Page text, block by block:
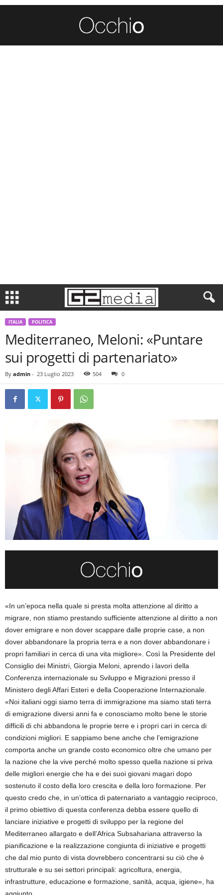
ITALIA POLITICA
Mediterraneo, Meloni: «Puntare
sui progetti di partenariato»
By admin - 23 Luglio 2023 504 0
«In un’epoca nella quale si presta molta attenzione al diritto a
migrare, non stiamo prestando sufficiente attenzione al diritto a non
dover emigrare e non dover scappare dalle proprie case, a non
dover abbandonare la propria terra e a non dover abbandonare i
propri familiari in cerca di una vita migliore». Così la Presidente del
Consiglio dei Ministri, Giorgia Meloni, aprendo i lavori della
Conferenza internazionale su Sviluppo e Migrazioni presso il
Ministero degli Affari Esteri e della Cooperazione Internazionale.
«Noi italiani oggi siamo terra di immigrazione ma siamo stati terra
di emigrazione diversi anni fa e conosciamo molto bene le storie
difficili di chi abbandona le proprie terre e i propri cari in cerca di
condizioni migliori. E sappiamo bene anche che l’emigrazione
comporta anche un grande costo economico oltre che umano per
la nazione che la vive perché molto spesso quella nazione si priva
delle migliori energie che ha e dei suoi giovani magari dopo
sostenuto il costo della loro crescita e della loro formazione. Per
questo credo che, in un’ottica di paternariato a vantaggio reciproco,
il primo obiettivo di questa conferenza debba essere quello di
lanciare iniziative e progetti di sviluppo per la regione del
Mediterraneo allargato e dell’Africa Subsahariana attraverso la
pianificazione e la realizzazione congiunta di iniziative e progetti
che dal mio punto di vista dovrebbero concentrarsi su ciò che è
strutturale e su sei settori principali: agricoltura, energia,
infrastrutture, educazione e formazione, sanità, acqua, igiene», ha
aggiunto.